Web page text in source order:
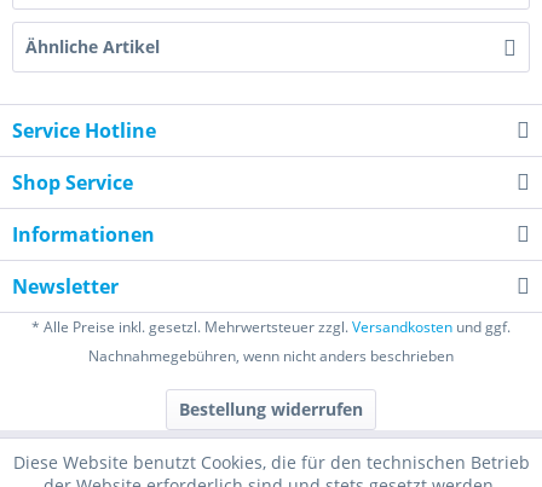
Ähnliche Artikel
Service Hotline
Shop Service
Informationen
Newsletter
* Alle Preise inkl. gesetzl. Mehrwertsteuer zzgl.Versandkosten und ggf.
Nachnahmegebühren, wenn nicht anders beschrieben
Bestellung widerrufen
Diese Website benutzt Cookies, die für den technischen Betrieb